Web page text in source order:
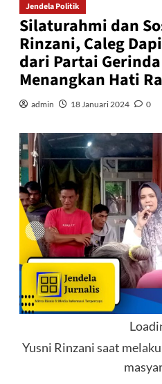
Jendela Politik
Silaturahmi dan
Rinzani, Caleg
dari Partai
Menangkan Hati
admin 18 Januari 2024 0
Yusni Rinzani saat